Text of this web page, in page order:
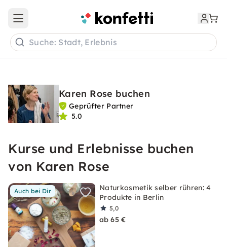
Open main menu
Suche: Stadt, Erlebnis
Karen Rose buchen
Geprüfter Partner
5.0
Kurse und Erlebnisse buchen
von Karen Rose
Auch bei Dir
Naturkosmetik selber rühren: 4
Produkte in Berlin
5,0
ab 65 €